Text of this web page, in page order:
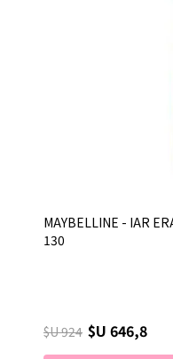
MAYBELLINE - IAR
130
$U 924 $U 646,8